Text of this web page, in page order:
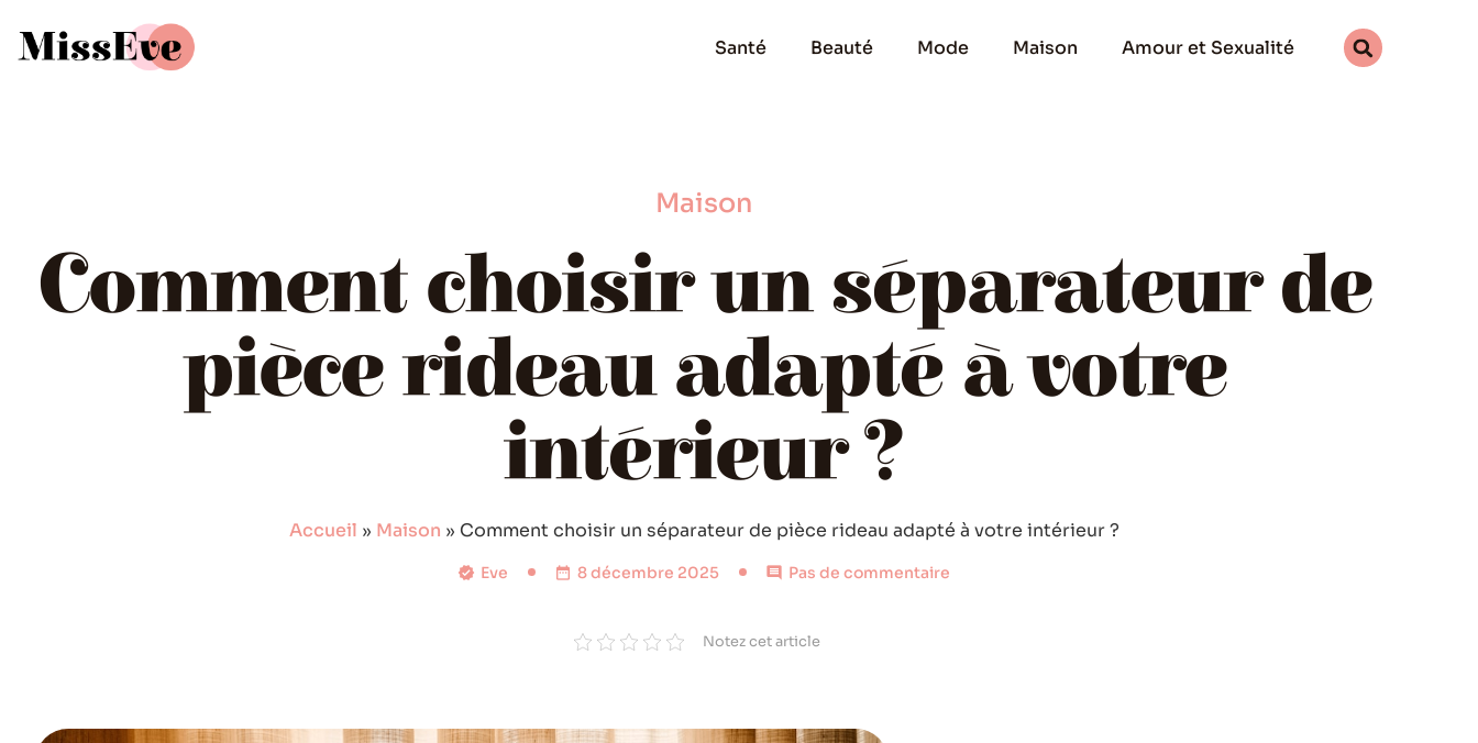
Santé Beauté Mode Maison Amour et Sexualité
Maison
Comment choisir un séparateur de
pièce rideau adapté à votre
intérieur ?
Accueil » Maison » Comment choisir un séparateur de pièce rideau adapté à votre intérieur ?
Eve 8 décembre 2025 Pas de commentaire
Notez cet article